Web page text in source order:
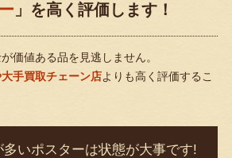
」を高く評価します！
価値ある品を見逃しません。
手買取チェーン店よりも高く評価するこ
多いポスターは状態が大事です!